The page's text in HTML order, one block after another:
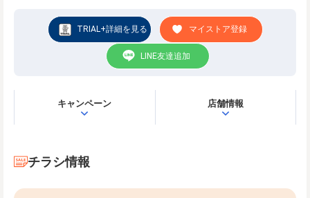
TRIAL+詳細を見る マイストア登録
LINE友達追加
キャンペーン 店舗情報
チラシ情報